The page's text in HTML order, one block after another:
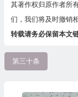
其著作权归原作者所
们，我们将及时撤销
转载请务必保留本文
第三十条